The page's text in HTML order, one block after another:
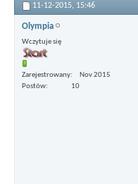
11-12-2015, 15:46
Olympia
Wczytuje się
Zarejestrowany
Nov 2015
Postów
10